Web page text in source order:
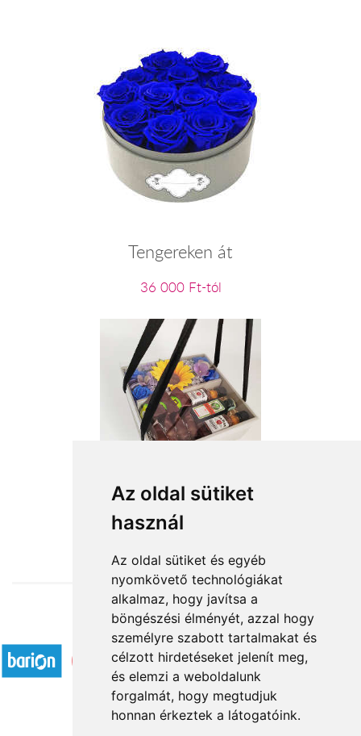
Az oldal sütiket
használ
Az oldal sütiket és egyéb
nyomkövető technológiákat
alkalmaz, hogy javítsa a
böngészési élményét, azzal hogy
személyre szabott tartalmakat és
célzott hirdetéseket jelenít meg,
és elemzi a weboldalunk
forgalmát, hogy megtudjuk
honnan érkeztek a látogatóink.
Tengereken át
36 000 Ft-tól
Tiszta szívvel
16 400 Ft-tól
Elfogadott fizetési módok